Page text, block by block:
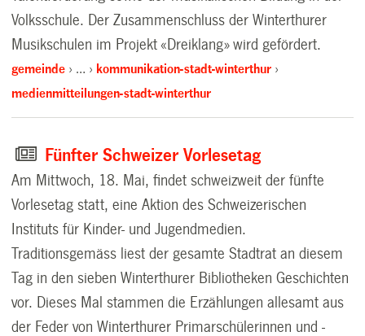
Volksschule. Der Zusammenschluss der Winterthurer
Musikschulen im Projekt «Dreiklang» wird gefördert.
gemeinde …
kommunikation-stadt-winterthur
medienmitteilungen-stadt-winterthur
Fünfter Schweizer Vorlesetag
Am Mittwoch, 18. Mai, findet schweizweit der fünfte
Vorlesetag statt, eine Aktion des Schweizerischen
Instituts für Kinder- und Jugendmedien.
Traditionsgemäss liest der gesamte Stadtrat an diesem
Tag in den sieben Winterthurer Bibliotheken Geschichten
vor. Dieses Mal stammen die Erzählungen allesamt aus
der Feder von Winterthurer Primarschülerinnen und -